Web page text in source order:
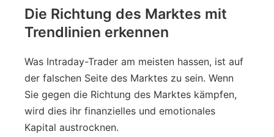
Die Richtung des Marktes mit
Trendlinien erkennen
Was Intraday-Trader am meisten hassen, ist auf
der falschen Seite des Marktes zu sein. Wenn
Sie gegen die Richtung des Marktes kämpfen,
wird dies ihr finanzielles und emotionales
Kapital austrocknen.